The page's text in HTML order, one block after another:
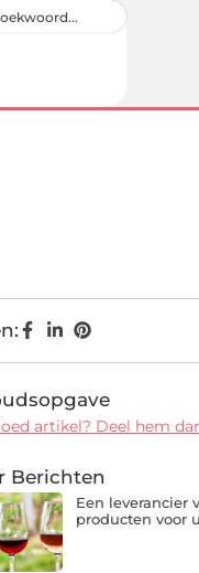
artikel? Deel hem
Berichten
Een leverancier
producten voor